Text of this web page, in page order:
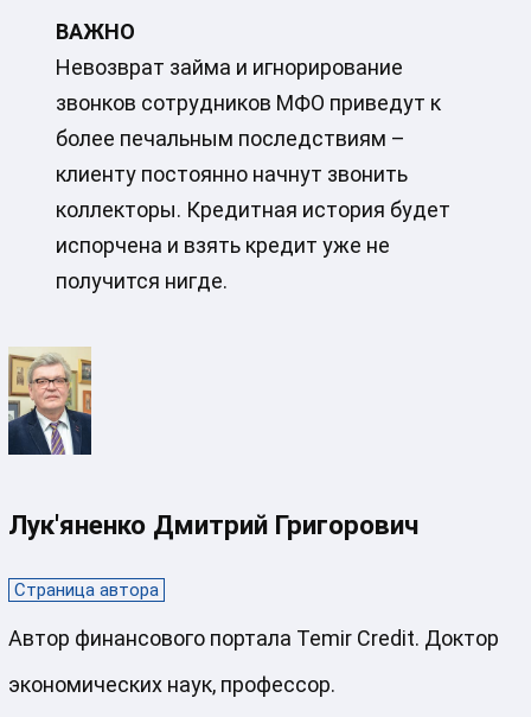
ВАЖНО
Невозврат займа и игнорирование
звонков сотрудников МФО приведут к
более печальным последствиям –
клиенту постоянно начнут звонить
коллекторы. Кредитная история будет
испорчена и взять кредит уже не
получится нигде.
Лук'яненко Дмитрий Григорович
Страница автора
Автор финансового портала Temir Credit. Доктор
экономических наук, профессор.